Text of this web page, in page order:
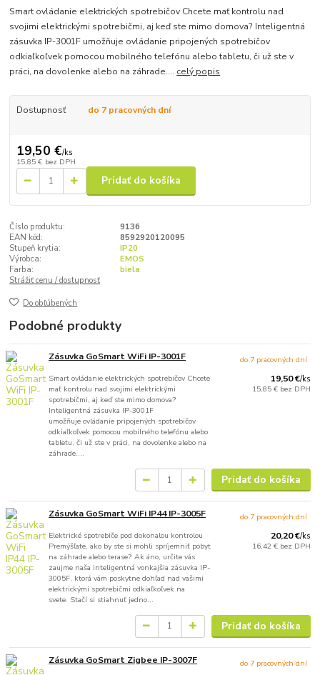
Smart ovládanie elektrických spotrebičov Chcete mať kontrolu nad
svojimi elektrickými spotrebičmi, aj keď ste mimo domova? Inteligentná
zásuvka IP-3001F umožňuje ovládanie pripojených spotrebičov
odkiaľkoľvek pomocou mobilného telefónu alebo tabletu, či už ste v
práci, na dovolenke alebo na záhrade.... celý popis
Dostupnosť do 7 pracovných dní
19,50 €/ks
15,85 € bez DPH
Pridať do košíka
Číslo produktu:
9136
EAN kód:
8592920120095
Stupeň krytia:
IP20
Výrobca:
EMOS
Farba:
biela
Strážiť cenu / dostupnosť
Do obľúbených
Podobné produkty
Zásuvka GoSmart WiFi IP-3001F
Smart ovládanie elektrických spotrebičov Chcete
mať kontrolu nad svojimi elektrickými
spotrebičmi, aj keď ste mimo domova?
Inteligentná zásuvka IP-3001F
umožňuje ovládanie pripojených spotrebičov
odkiaľkoľvek pomocou mobilného telefónu alebo
tabletu, či už ste v práci, na dovolenke alebo na
záhrade....
19,50 €/ks
15,85 € bez DPH
do 7 pracovných dní
Pridať do košíka
Zásuvka GoSmart WiFi IP44 IP-3005F
Elektrické spotrebiče pod dokonalou kontrolou
Premýšľate, ako by ste si mohli spríjemniť pobyt
na záhrade alebo terase? Ak áno, určite vás
zaujme naša inteligentná vonkajšia zásuvka IP-
3005F, ktorá vám poskytne dohľad nad vašimi
elektrickými spotrebičmi odkiaľkoľvek na
svete. Stačí si stiahnuť jedno...
20,20 €/ks
16,42 € bez DPH
do 7 pracovných dní
Pridať do košíka
Zásuvka GoSmart Zigbee IP-3007F do 7 pracovných dní